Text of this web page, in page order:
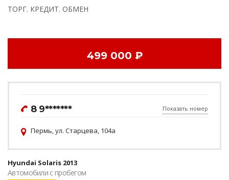
ТОРГ. КРЕДИТ. ОБМЕН
499 000 ₽
8 9******* Показать номер
Пермь, ул. Старцева, 104а
Hyundai Solaris 2013
Автомобили с пробегом